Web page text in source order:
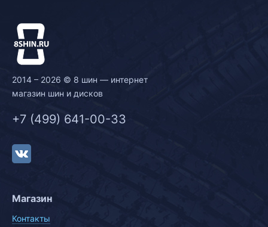
2014 – 2026 © 8 шин — интернет
магазин шин и дисков
+7 (499) 641-00-33
Магазин
Контакты